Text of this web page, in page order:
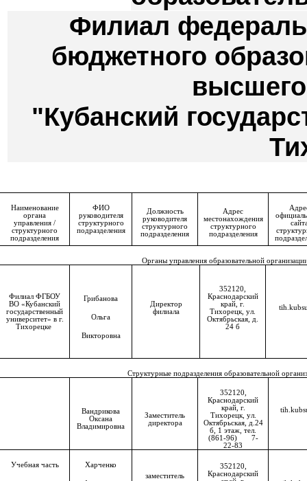
Филиал
бюджетного
"Кубанский
Наименование
органа
управления /
структурного
подразделения
ФИО
руководителя
структурного
подразделения
Должность
руководителя
структурного
подразделения
Адрес
местонахождения
структурного
подразделения
Органы управления образовательной
Филиал ФГБОУ
ВО «Кубанский
государственный
университет» в г.
Тихорецке
Грибанова
Ольга
Викторовна
Директор
филиала
352120,
Краснодарский
край, г.
Тихорецк, ул.
Октябрьская, д.
24 б
Структурные подразделения образовательной
Вандрикова
Оксана
Владимировна
Заместитель
директора
352120,
Краснодарский
край, г.
Тихорецк, ул.
Октябрьская, д.24
б, 1 этаж, тел.
(861-96) 7-
22-83
Учебная часть Харченко
заместитель
352120,
Краснодарский